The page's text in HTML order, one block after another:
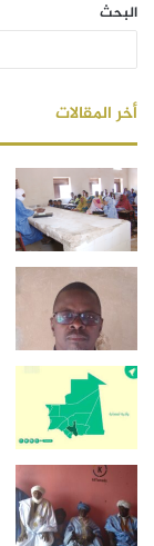
البحث
أخر المقالات